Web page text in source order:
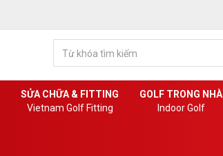
SỬA CHỮA & FITTING
Vietnam Golf Fitting
GOLF TRONG NHÀ
Indoor Golf